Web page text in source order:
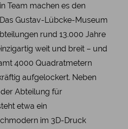
Team machen es den
Gustav-Lübcke-Museum
rund 13.000 Jahre
weit und breit – und
4000 Quadratmetern
aufgelockert. Neben
Abteilung für
etwa ein
im 3D-Druck